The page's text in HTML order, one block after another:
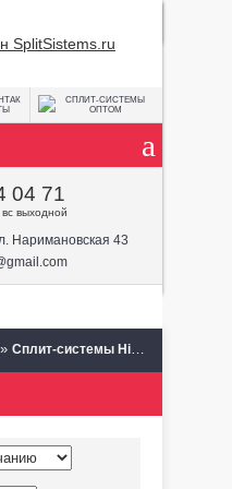
04 71
выходной
Наримановская 43
» Сплит-системы Hisense